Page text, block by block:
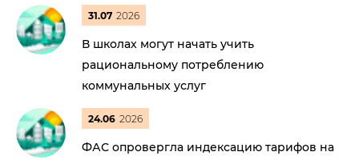
31.07 2026
В школах могут начать учить
рациональному потреблению
коммунальных услуг
24.06 2026
ФАС опровергла индексацию тарифов на